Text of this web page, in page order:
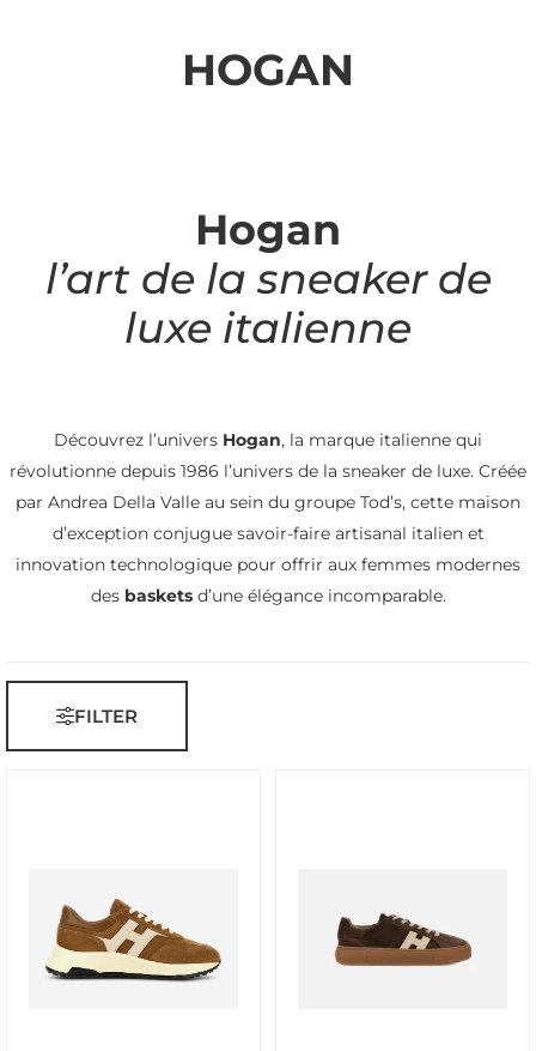
HOGAN
Hogan
l’art de la sneaker de
luxe italienne
Découvrez l’univers Hogan, la marque italienne qui
révolutionne depuis 1986 l’univers de la sneaker de luxe. Créée
par Andrea Della Valle au sein du groupe Tod’s, cette maison
d’exception conjugue savoir-faire artisanal italien et
innovation technologique pour offrir aux femmes modernes
des basketsd’une élégance incomparable.
FILTER